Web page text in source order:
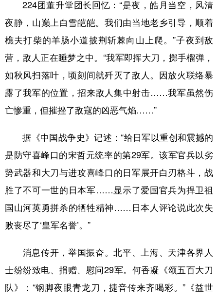
224团董升堂团长回忆：“是夜，皓月当空，风清
夜静，山巅上白雪皑皑。我们由当地老乡引导，顺着
樵夫打柴的羊肠小道披荆斩棘向山上爬。”子夜到敌
营，敌人正在睡梦之中。“我军即挥大刀，掷手榴弹，
如秋风扫落叶，顷刻间就歼灭了敌人。因放火联络暴
露了我军的位置，招来敌人集中射击……我军虽然伤
亡惨重，但摧挫了敌寇的凶恶气焰……”
据《中国战争史》记述：“给日军以重创和震撼的
是防守喜峰口的宋哲元统率的第29军。该军官兵以劣
势武器和大刀与进攻喜峰口的日军展开白刃格斗，战
胜了不可一世的日本军……显示了爱国官兵为捍卫祖
国山河英勇拼杀的牺牲精神……日本人评论说此次失
败丧尽了‘皇军名誉’。”
消息传开，举国振奋。北平、上海、天津各界人
士纷纷致电、捐赠、慰问29军。何香凝《颂五百大刀
队》：“钢脚夜眼青龙刀，捷音传来齐喝彩。”《益世